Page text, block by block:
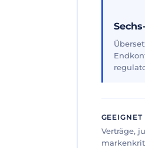
GEEIGNET
Verträge,